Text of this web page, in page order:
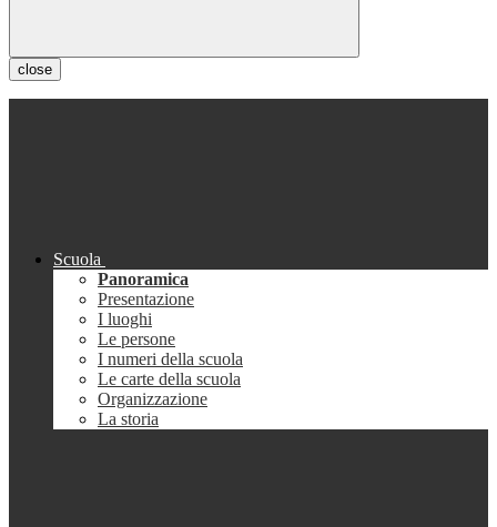
close
Scuola
Panoramica
Presentazione
I luoghi
Le persone
I numeri della scuola
Le carte della scuola
Organizzazione
La storia